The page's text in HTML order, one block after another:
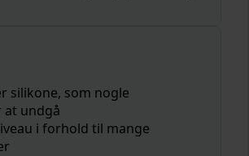
silikone, som nogle
undgå
i forhold til mange